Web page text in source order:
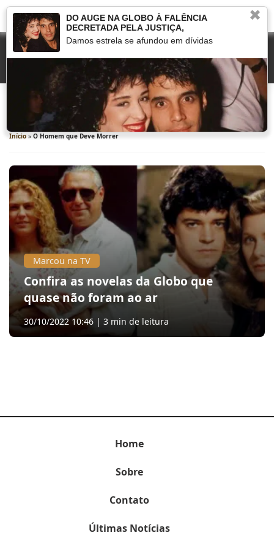
O Homem que Deve Morrer
Início » O Homem que Deve Morrer
Marcou na TV
Confira as novelas da Globo que
quase não foram ao ar
30/10/2022 10:46 | 3 min de leitura
Home
Sobre
Contato
Últimas Notícias
✖
DO AUGE NA GLOBO À FALÊNCIA
DECRETADA PELA JUSTIÇA,
Damos estrela se afundou em dívidas